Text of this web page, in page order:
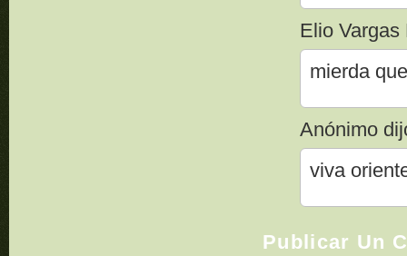
Elio Vargas
mierda
Anónimo
viva
Publicar Un